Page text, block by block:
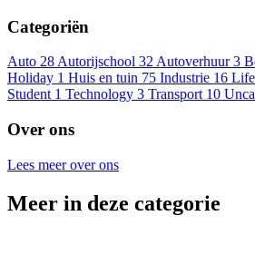
Categoriën
Auto 28 Autorijschool 32 Autoverhuur 3
Holiday 1 Huis en tuin 75 Industrie 16
Student 1 Technology 3 Transport 10
Over ons
Lees meer over ons
Meer in deze categorie